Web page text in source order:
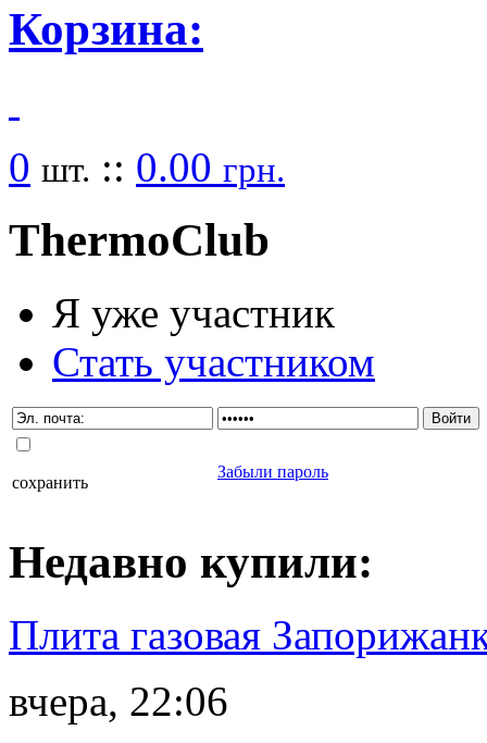
Корзина:
0 шт. :: 0.00 грн.
ThermoClub
Я уже участник
Стать участником
сохранить
Забыли пароль
Недавно купили:
Плита газовая
вчера, 22:06